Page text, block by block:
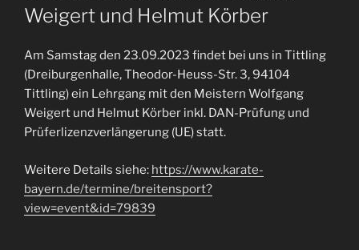
Weigert und Helmut Körber
Am Samstag den 23.09.2023 findet bei uns in Tittling
(Dreiburgenhalle, Theodor-Heuss-Str. 3, 94104
Tittling) ein Lehrgang mit den Meistern Wolfgang
Weigert und Helmut Körber inkl. DAN-Prüfung und
Prüferlizenzverlängerung (UE) statt.
Weitere Details siehe: https://www.karate-
bayern.de/termine/breitensport?
view=event&id=79839